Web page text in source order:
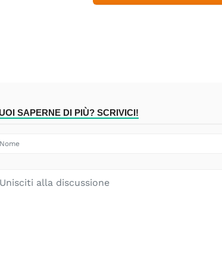
SAPERNE DI PIÙ? SCRIVICI!